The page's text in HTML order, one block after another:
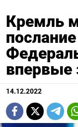
Кремль
впервые
14.12.2022